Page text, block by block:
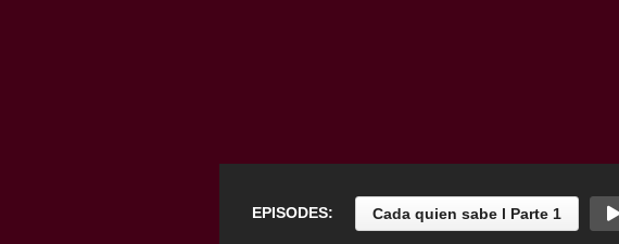
EPISODES: Cada quien sabe l Parte 1